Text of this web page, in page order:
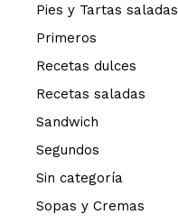
Pies y Tartas saladas
Primeros
Recetas dulces
Recetas saladas
Sandwich
Segundos
Sin categoría
Sopas y Cremas